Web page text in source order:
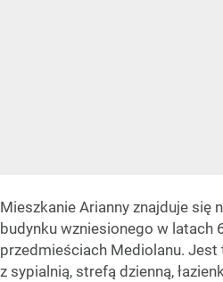
Mieszkanie Arianny znajduje się
budynku wzniesionego w latach
przedmieściach Mediolanu.
z sypialnią, strefą dzienną,